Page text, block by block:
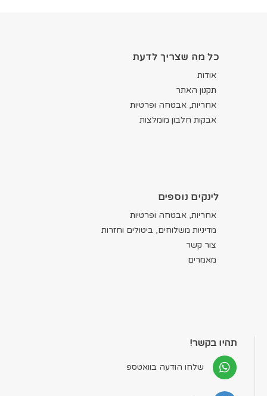
כל מה שצריך לדעת
אודות
תקנון האתר
אחריות, אבטחה ופרטיות
אבקות חלבון מומלצות
לינקים נוספים
אחריות, אבטחה ופרטיות
מדיניות משלוחים, ביטולים וחזרות
צור קשר
מאמרים
תהיו בקשר!
שלחו הודעה בוואטספ